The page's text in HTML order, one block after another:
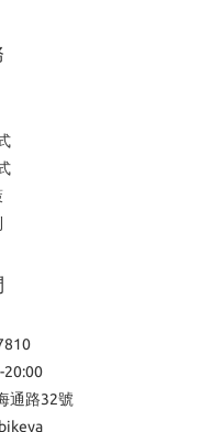
20:00
通路32號